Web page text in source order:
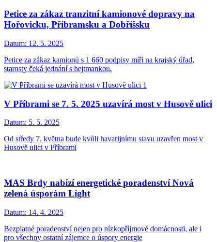
Petice za zákaz tranzitní kamionové dopravy na
Hořovicku, Příbramsku a Dobříšsku
Datum: 12. 5. 2025
Petice za zákaz kamionů s 1 660 podpisy míří na krajský úřad,
starosty čeká jednání s hejtmankou.
V Příbrami se 7. 5. 2025 uzavírá most v Husově ulici
Datum: 5. 5. 2025
Od středy 7. května bude kvůli havarijnímu stavu uzavřen most v
Husově ulici v Příbrami
MAS Brdy nabízí energetické poradenství Nová
zelená úsporám Light
Datum: 14. 4. 2025
Bezplatné poradenství nejen pro nízkopříjmové domácnosti, ale i
pro všechny ostatní zájemce o úspory energie